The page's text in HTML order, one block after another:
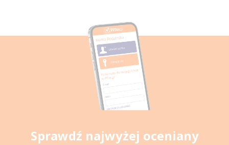
Sprawdź najwyżej oceniany